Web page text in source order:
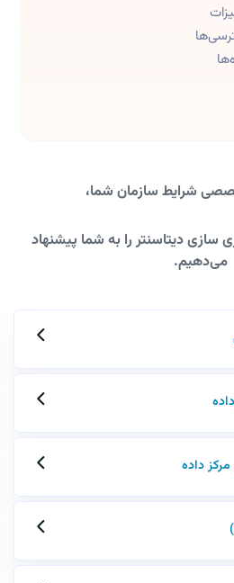
شرایط سازمان شما،
سازی دیتاسنتر را به شما پیشنهاد
می‌دهیم.
داده